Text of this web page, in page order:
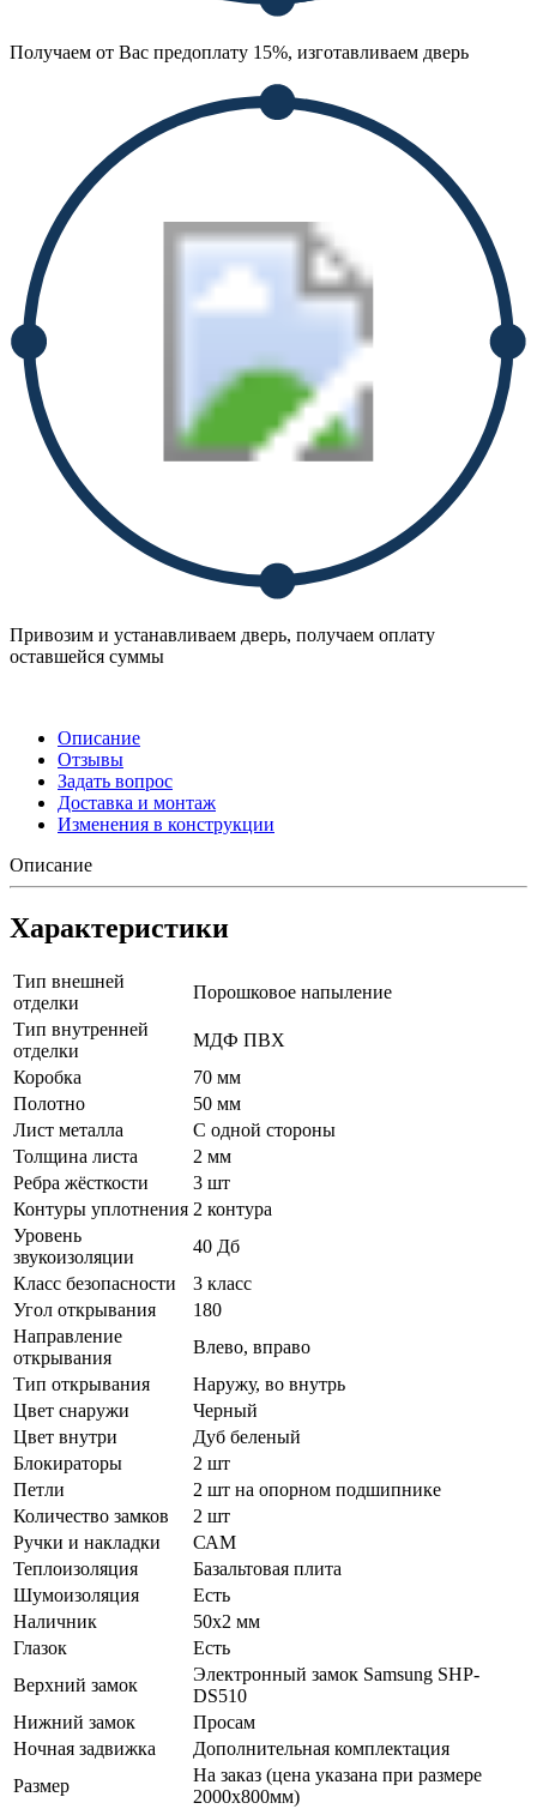
Получаем от Вас предоплату 15%, изготавливаем дверь
Привозим и устанавливаем дверь, получаем оплату
оставшейся суммы
Описание
Отзывы
Задать вопрос
Доставка и монтаж
Изменения в конструкции
Описание
Характеристики
Тип внешней
отделки
Порошковое напыление
Тип внутренней
отделки
МДФ ПВХ
Коробка
70 мм
Полотно
50 мм
Лист металла
С одной стороны
Толщина листа
2 мм
Ребра жёсткости
3 шт
Контуры уплотнения 2 контура
Уровень
звукоизоляции
40 Дб
Класс безопасности
3 класс
Угол открывания
180
Направление
открывания
Влево, вправо
Тип открывания
Наружу, во внутрь
Цвет снаружи
Черный
Цвет внутри
Дуб беленый
Блокираторы
2 шт
Петли
2 шт на опорном подшипнике
Количество замков
2 шт
Ручки и накладки
САМ
Теплоизоляция
Базальтовая плита
Шумоизоляция
Есть
Наличник
50х2 мм
Глазок
Есть
Верхний замок
Электронный замок Samsung SHP-
DS510
Нижний замок
Просам
Ночная задвижка
Дополнительная комплектация
Размер
На заказ (цена указана при размере
2000х800мм)